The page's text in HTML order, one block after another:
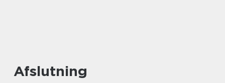
Afslutning